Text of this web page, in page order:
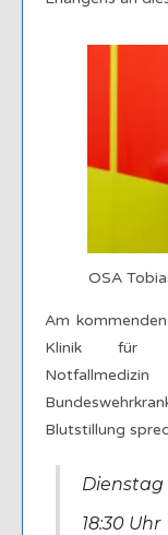
OSA
Am
Klinik für
Blutstillung
Dienstag
18:30 Uhr